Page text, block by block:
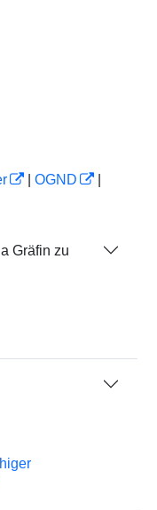
OGND
Gräfin zu